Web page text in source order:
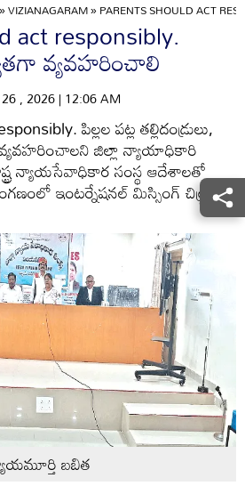
»VIZIANAGARAM»PARENTS SHOULD ACT
act responsibly.
వ్యవహరించాలి
, 2026 | 12:06 AM
పిల్లల పట్ల తల్లిదండ్రులు,
జిల్లా న్యాయాధికారి
న్యాయసేవాధికార సంస్థ ఆదేశాలతో
ఇంటర్నేషనల్‌ మిస్సింగ్‌ చిల్డ్రన్‌ డే
బబిత